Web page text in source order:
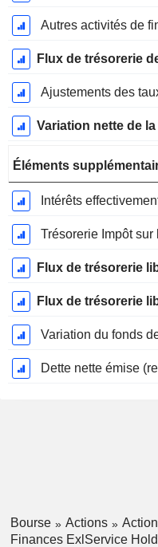
Autres activités de
Flux de trésorerie
Ajustements des
Variation nette de
Éléments
Intérêts
Variation du fonds
Dette nette émise
Bourse Actions
Finances ExlService